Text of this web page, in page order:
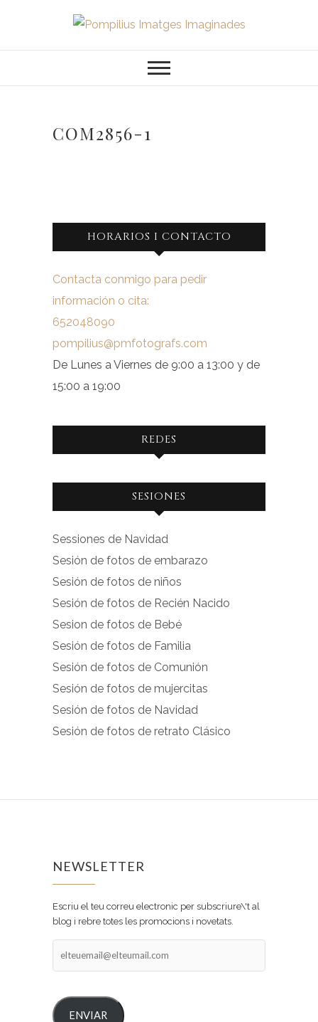
contenido
Pompilius
Imatges
Imaginades
COM2856-1
HORARIOS I CONTACTO
Contacta conmigo para pedir
información o cita:
652048090
pompilius@pmfotografs.com
De Lunes a Viernes de 9:00 a 13:00 y de
15:00 a 19:00
REDES
Ver
facebook.com
en
Facebook
Ver
instagram.com
en
Instagram
SESIONES
Sessiones de Navidad
Sesión de fotos de embarazo
Sesión de fotos de niños
Sesión de fotos de Recién Nacido
Sesion de fotos de Bebé
Sesión de fotos de Familia
Sesión de fotos de Comunión
Sesión de fotos de mujercitas
Sesión de fotos de Navidad
Sesión de fotos de retrato Clásico
NEWSLETTER
Escriu el teu correu electronic per subscriure\'t al
blog i rebre totes les promocions i novetats.
ENVIAR